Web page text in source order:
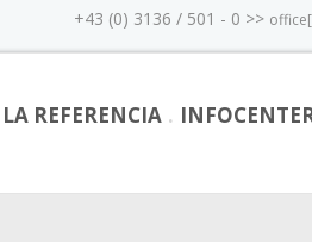
+43 (0) 3136 / 501 - 0 >>
LA REFERENCIA